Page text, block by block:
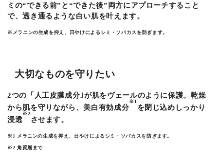
ミの“できる前”と“できた後”両方にアプローチすること
で、透き通るような白い肌を叶えます。
※メラニンの生成を抑え、日やけによるシミ・ソバカスを防ぎます。
大切なものを守りたい
2つの「人工皮膜成分｣が肌をヴェールのように保護。乾燥
から肌を守りながら、美白有効成分
※1
を閉じ込めしっかり
浸透
※2
させます。
※1 メラニンの生成を抑え、日やけによるシミ・ソバカスを防ぎます。
※2 角質層まで